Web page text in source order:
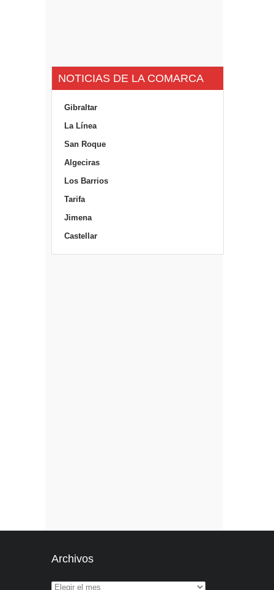
NOTICIAS DE LA COMARCA
Gibraltar
La Línea
San Roque
Algeciras
Los Barrios
Tarifa
Jimena
Castellar
Archivos